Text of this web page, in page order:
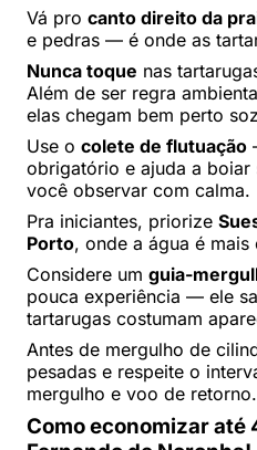
Vá pro canto direito da
e pedras — é onde as
Nunca toque nas
Além de ser regra
elas chegam bem perto
Use o colete de flutuação
obrigatório e ajuda a
você observar com calma.
Pra iniciantes, priorize
Porto, onde a água é mais
Considere um guia-
pouca experiência — ele
tartarugas costumam
Antes de mergulho de
pesadas e respeite o
mergulho e voo de retorno.
Como economizar até